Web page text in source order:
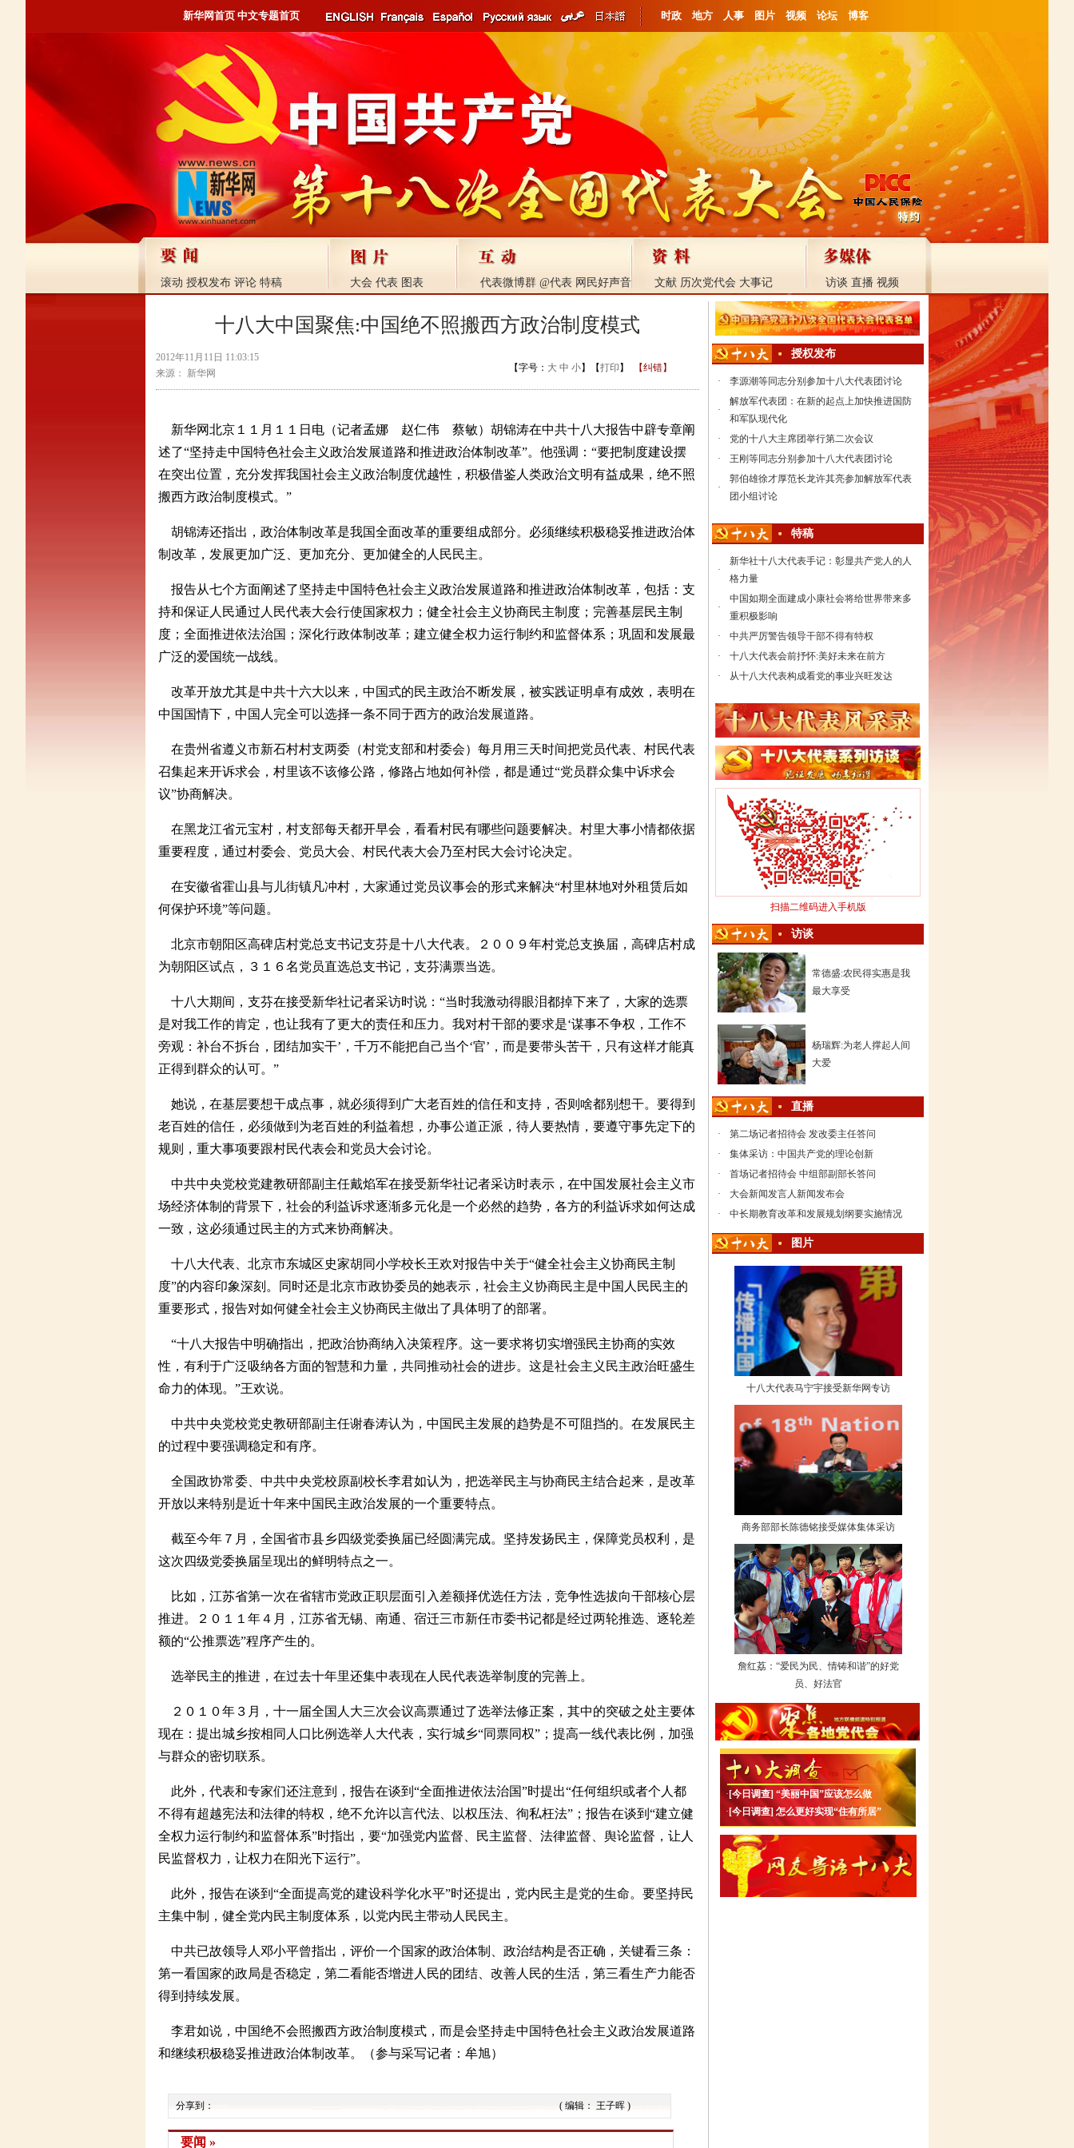
新华网首页 中文专题首页 时政 地方 人事 图片 视频 论坛 博客
滚动 授权发布 评论 特稿 大会 代表 图表 代表微博群 @代表 网民好声音 文献 历次党代会 大事记 访谈 直播 视频
十八大中国聚焦:中国绝不照搬西方政治制度模式
2012年11月11日 11:03:15
来源： 新华网
【字号： 大 中 小】【打印 】 【纠错】
新华网北京１１月１１日电（记者孟娜 赵仁伟 蔡敏）胡锦涛在中共十八大报告中辟专章阐
述了“坚持走中国特色社会主义政治发展道路和推进政治体制改革”。他强调：“要把制度建设摆
在突出位置，充分发挥我国社会主义政治制度优越性，积极借鉴人类政治文明有益成果，绝不照
搬西方政治制度模式。”
胡锦涛还指出，政治体制改革是我国全面改革的重要组成部分。必须继续积极稳妥推进政治体
制改革，发展更加广泛、更加充分、更加健全的人民民主。
报告从七个方面阐述了坚持走中国特色社会主义政治发展道路和推进政治体制改革，包括：支
持和保证人民通过人民代表大会行使国家权力；健全社会主义协商民主制度；完善基层民主制
度；全面推进依法治国；深化行政体制改革；建立健全权力运行制约和监督体系；巩固和发展最
广泛的爱国统一战线。
改革开放尤其是中共十六大以来，中国式的民主政治不断发展，被实践证明卓有成效，表明在
中国国情下，中国人完全可以选择一条不同于西方的政治发展道路。
在贵州省遵义市新石村村支两委（村党支部和村委会）每月用三天时间把党员代表、村民代表
召集起来开诉求会，村里该不该修公路，修路占地如何补偿，都是通过“党员群众集中诉求会
议”协商解决。
在黑龙江省元宝村，村支部每天都开早会，看看村民有哪些问题要解决。村里大事小情都依据
重要程度，通过村委会、党员大会、村民代表大会乃至村民大会讨论决定。
在安徽省霍山县与儿街镇凡冲村，大家通过党员议事会的形式来解决“村里林地对外租赁后如
何保护环境”等问题。
北京市朝阳区高碑店村党总支书记支芬是十八大代表。２００９年村党总支换届，高碑店村成
为朝阳区试点，３１６名党员直选总支书记，支芬满票当选。
十八大期间，支芬在接受新华社记者采访时说：“当时我激动得眼泪都掉下来了，大家的选票
是对我工作的肯定，也让我有了更大的责任和压力。我对村干部的要求是‘谋事不争权，工作不
旁观：补台不拆台，团结加实干’，千万不能把自己当个‘官’，而是要带头苦干，只有这样才能真
正得到群众的认可。”
她说，在基层要想干成点事，就必须得到广大老百姓的信任和支持，否则啥都别想干。要得到
老百姓的信任，必须做到为老百姓的利益着想，办事公道正派，待人要热情，要遵守事先定下的
规则，重大事项要跟村民代表会和党员大会讨论。
中共中央党校党建教研部副主任戴焰军在接受新华社记者采访时表示，在中国发展社会主义市
场经济体制的背景下，社会的利益诉求逐渐多元化是一个必然的趋势，各方的利益诉求如何达成
一致，这必须通过民主的方式来协商解决。
十八大代表、北京市东城区史家胡同小学校长王欢对报告中关于“健全社会主义协商民主制
度”的内容印象深刻。同时还是北京市政协委员的她表示，社会主义协商民主是中国人民民主的
重要形式，报告对如何健全社会主义协商民主做出了具体明了的部署。
“十八大报告中明确指出，把政治协商纳入决策程序。这一要求将切实增强民主协商的实效
性，有利于广泛吸纳各方面的智慧和力量，共同推动社会的进步。这是社会主义民主政治旺盛生
命力的体现。”王欢说。
中共中央党校党史教研部副主任谢春涛认为，中国民主发展的趋势是不可阻挡的。在发展民主
的过程中要强调稳定和有序。
全国政协常委、中共中央党校原副校长李君如认为，把选举民主与协商民主结合起来，是改革
开放以来特别是近十年来中国民主政治发展的一个重要特点。
截至今年７月，全国省市县乡四级党委换届已经圆满完成。坚持发扬民主，保障党员权利，是
这次四级党委换届呈现出的鲜明特点之一。
比如，江苏省第一次在省辖市党政正职层面引入差额择优选任方法，竞争性选拔向干部核心层
推进。２０１１年４月，江苏省无锡、南通、宿迁三市新任市委书记都是经过两轮推选、逐轮差
额的“公推票选”程序产生的。
选举民主的推进，在过去十年里还集中表现在人民代表选举制度的完善上。
２０１０年３月，十一届全国人大三次会议高票通过了选举法修正案，其中的突破之处主要体
现在：提出城乡按相同人口比例选举人大代表，实行城乡“同票同权”；提高一线代表比例，加强
与群众的密切联系。
此外，代表和专家们还注意到，报告在谈到“全面推进依法治国”时提出“任何组织或者个人都
不得有超越宪法和法律的特权，绝不允许以言代法、以权压法、徇私枉法”；报告在谈到“建立健
全权力运行制约和监督体系”时指出，要“加强党内监督、民主监督、法律监督、舆论监督，让人
民监督权力，让权力在阳光下运行”。
此外，报告在谈到“全面提高党的建设科学化水平”时还提出，党内民主是党的生命。要坚持民
主集中制，健全党内民主制度体系，以党内民主带动人民民主。
中共已故领导人邓小平曾指出，评价一个国家的政治体制、政治结构是否正确，关键看三条：
第一看国家的政局是否稳定，第二看能否增进人民的团结、改善人民的生活，第三看生产力能否
得到持续发展。
李君如说，中国绝不会照搬西方政治制度模式，而是会坚持走中国特色社会主义政治发展道路
和继续积极稳妥推进政治体制改革。（参与采写记者：牟旭）
分享到： ( 编辑： 王子晖 )
要闻 »
授权发布
· 李源潮等同志分别参加十八大代表团讨论
·
解放军代表团：在新的起点上加快推进国防
和军队现代化
·
党的十八大主席团举行第二次会议
·
王刚等同志分别参加十八大代表团讨论
·
郭伯雄徐才厚范长龙许其亮参加解放军代表
团小组讨论
特稿
·
新华社十八大代表手记：彰显共产党人的人
格力量
·
中国如期全面建成小康社会将给世界带来多
重积极影响
·
中共严厉警告领导干部不得有特权
·
十八大代表会前抒怀:美好未来在前方
·
从十八大代表构成看党的事业兴旺发达
扫描二维码进入手机版
访谈
常德盛:农民得实惠是我
最大享受
杨瑞辉:为老人撑起人间
大爱
直播
·
第二场记者招待会 发改委主任答问
·
集体采访：中国共产党的理论创新
·
首场记者招待会 中组部副部长答问
·
大会新闻发言人新闻发布会
·
中长期教育改革和发展规划纲要实施情况
图片
十八大代表马宁宇接受新华网专访
商务部部长陈德铭接受媒体集体采访
詹红荔：“爱民为民、情铸和谐”的好党
员、好法官
· [今日调查] “美丽中国”应该怎么做
· [今日调查] 怎么更好实现“住有所居”